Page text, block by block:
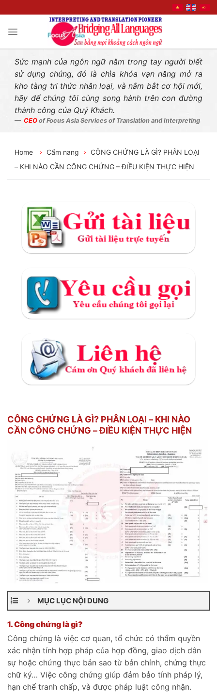
Sức mạnh của ngôn ngữ nằm trong tay người biết
sử dụng chúng, đó là chìa khóa vạn năng mở ra
kho tàng tri thức nhân loại, và nắm bắt cơ hội mới,
hãy để chúng tôi cùng song hành trên con đường
thành công của Quý Khách.
CEO of Focus Asia Services of Translation and Interpreting
Home Cẩm nang
CÔNG CHỨNG LÀ GÌ? PHÂN LOẠI
– KHI NÀO CẦN CÔNG CHỨNG – ĐIỀU KIỆN THỰC HIỆN
CÔNG CHỨNG LÀ GÌ? PHÂN LOẠI – KHI NÀO
CẦN CÔNG CHỨNG – ĐIỀU KIỆN THỰC HIỆN
MỤC LỤC NỘI DUNG
1. Công chứng là gì?
Công chứng là việc cơ quan, tổ chức có thẩm quyền
xác nhận tính hợp pháp của hợp đồng, giao dịch dân
sự hoặc chứng thực bản sao từ bản chính, chứng thực
chữ ký… Việc công chứng giúp đảm bảo tính pháp lý,
hạn chế tranh chấp, và được pháp luật công nhận.